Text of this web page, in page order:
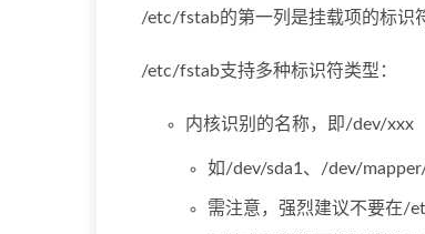
/etc/fstab的第一列是挂载项的标识
/etc/fstab支持多种标识符类型：
内核识别的名称，即/dev/xxx
如/dev/sda1、/dev/
需注意，强烈建议不要在/